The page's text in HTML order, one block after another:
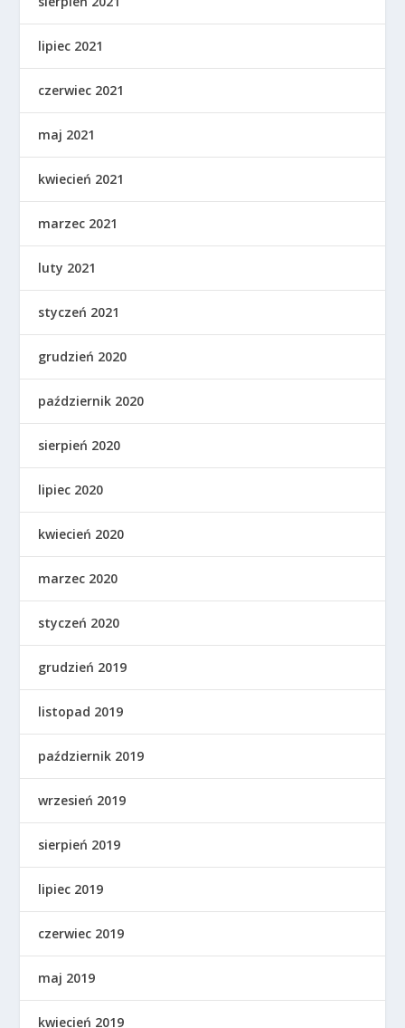
lipiec 2021
czerwiec 2021
maj 2021
kwiecień 2021
marzec 2021
luty 2021
styczeń 2021
grudzień 2020
październik 2020
sierpień 2020
lipiec 2020
kwiecień 2020
marzec 2020
styczeń 2020
grudzień 2019
listopad 2019
październik 2019
wrzesień 2019
sierpień 2019
lipiec 2019
czerwiec 2019
maj 2019
kwiecień 2019